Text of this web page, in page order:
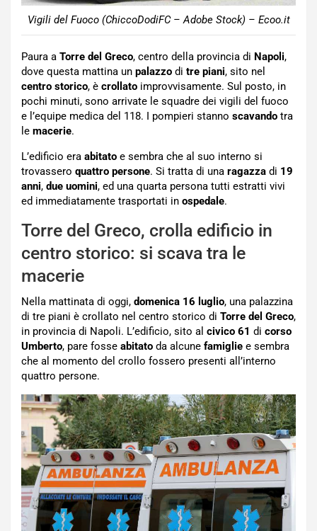
Vigili del Fuoco (ChiccoDodiFC – Adobe Stock) – Ecoo.it
Paura a Torre del Greco, centro della provincia di Napoli,
dove questa mattina un palazzo di tre piani, sito nel
centro storico, è crollato improvvisamente. Sul posto, in
pochi minuti, sono arrivate le squadre dei vigili del fuoco
e l’equipe medica del 118. I pompieri stanno scavando tra
le macerie.
L’edificio era abitato e sembra che al suo interno si
trovassero quattro persone. Si tratta di una ragazza di 19
anni, due uomini, ed una quarta persona tutti estratti vivi
ed immediatamente trasportati in ospedale.
Torre del Greco, crolla edificio in
centro storico: si scava tra le
macerie
Nella mattinata di oggi, domenica 16 luglio, una palazzina
di tre piani è crollato nel centro storico di Torre del Greco,
in provincia di Napoli. L’edificio, sito al civico 61 di corso
Umberto, pare fosse abitato da alcune famiglie e sembra
che al momento del crollo fossero presenti all’interno
quattro persone.